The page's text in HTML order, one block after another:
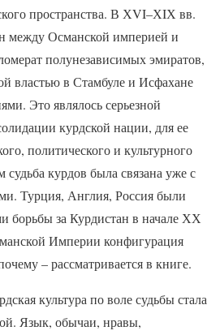
пространства. В ХVI–ХIХ вв.
между Османской империей и
полунезависимых эмиратов,
властью в Стамбуле и Исфахане
Это являлось серьезной
курдской нации, для ее
политического и культурного
курдов была связана уже с
Турция, Англия, Россия были
борьбы за Курдистан в начале ХХ
Империи конфигурация
– рассматривается в книге.
культура по воле судьбы стала
Язык, обычаи, нравы,